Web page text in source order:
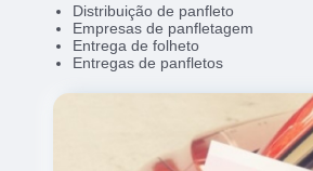
Distribuição de panfleto
Empresas de panfletagem
Entrega de folheto
Entregas de panfletos